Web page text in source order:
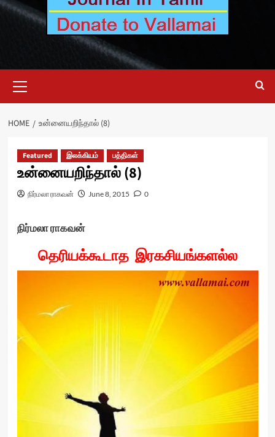
Menu
HOME உன்னையறிந்தால் (8)
Featured இலக்கியம் பத்திகள்
உன்னையறிந்தால் (8)
நிர்மலா ராகவன் June 8, 2015 0
நிர்மலா ராகவன்
தெரியக்கூடாத இரகசியங்களல்ல